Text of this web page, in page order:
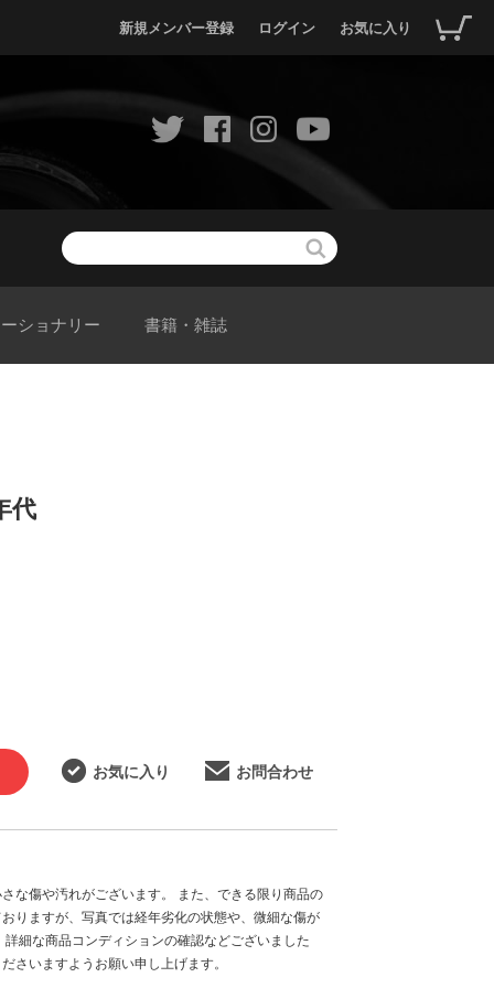
新規メンバー登録 ログイン お気に入り
ショナリー 書籍・雑誌
代
お気に入り お問合わせ
な傷や汚れがございます。 また、できる限り商品の
りますが、写真では経年劣化の状態や、微細な傷が
細な商品コンディションの確認などございました
さいますようお願い申し上げます。